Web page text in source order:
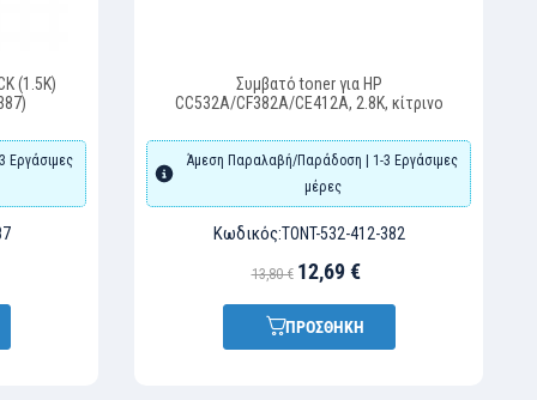
(1.5K)
Εργάσιμες
Συμβατό toner για HP
CC532A/CF382A/CE412A, 2.8K, κίτρινο
Άμεση Παραλαβή/Παράδοση | 1-3 Εργάσιμες
μέρες
Κωδικός:TONT-532-412-382
13,80 € 12,69 €
ΠΡΟΣΘΗΚΗ